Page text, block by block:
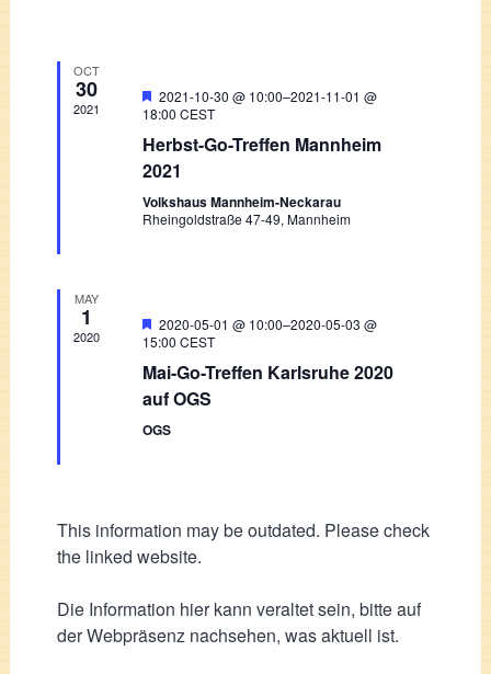
OCT
30
2021
Featured
2021-10-30 @ 10:00–2021-11-01 @
18:00 CEST
Herbst-Go-Treffen Mannheim
2021
Volkshaus Mannheim-Neckarau
Rheingoldstraße 47-49, Mannheim
MAY
1
2020
Featured
2020-05-01 @ 10:00–2020-05-03 @
15:00 CEST
Mai-Go-Treffen Karlsruhe 2020
auf OGS
OGS
This information may be outdated. Please check
the linked website.
Die Information hier kann veraltet sein, bitte auf
der Webpräsenz nachsehen, was aktuell ist.